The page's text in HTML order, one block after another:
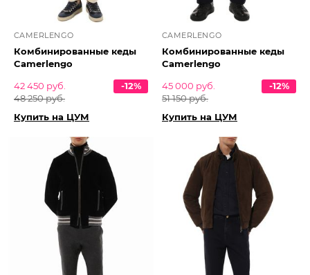
CAMERLENGO
Комбинированные кеды
Camerlengo
42 450 руб.
48 250 руб.
-12%
Купить на ЦУМ
CAMERLENGO
Комбинированные кеды
Camerlengo
45 000 руб.
51 150 руб.
-12%
Купить на ЦУМ